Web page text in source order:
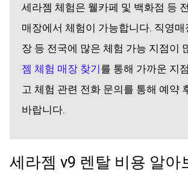
세라젬 체험은 웰카페 및 백화점 등
매장에서 체험이 가능합니다. 직영매
장 등 전국에 많은 체험 가능 지점이
젬 체험 매장 찾기를 통해 가까운 지
고 체험 관련 전화 문의를 통해 예약
바랍니다.
세라젬 v9 렌탈 비용 알아